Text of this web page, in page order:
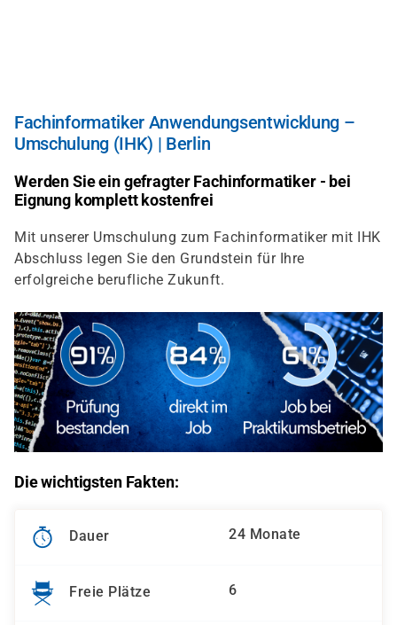
Fachinformatiker Anwendungsentwicklung –
Umschulung (IHK) | Berlin
Werden Sie ein gefragter Fachinformatiker - bei
Eignung komplett kostenfrei
Mit unserer Umschulung zum Fachinformatiker mit IHK
Abschluss legen Sie den Grundstein für Ihre
erfolgreiche berufliche Zukunft.
Die wichtigsten Fakten:
Dauer 24 Monate
Freie Plätze 6